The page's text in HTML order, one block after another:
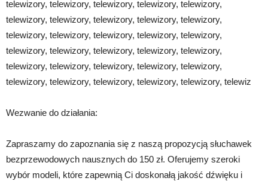
telewizory, telewizory, telewizory, telewizory, telewizory,
telewizory, telewizory, telewizory, telewizory, telewizory,
telewizory, telewizory, telewizory, telewizory, telewizory,
telewizory, telewizory, telewizory, telewizory, telewizory,
telewizory, telewizory, telewizory, telewizory, telewizory,
telewizory, telewizory, telewizory, telewizory, telewizory, telewiz
Wezwanie do działania:
Zapraszamy do zapoznania się z naszą propozycją słuchawek
bezprzewodowych nausznych do 150 zł. Oferujemy szeroki
wybór modeli, które zapewnią Ci doskonałą jakość dźwięku i